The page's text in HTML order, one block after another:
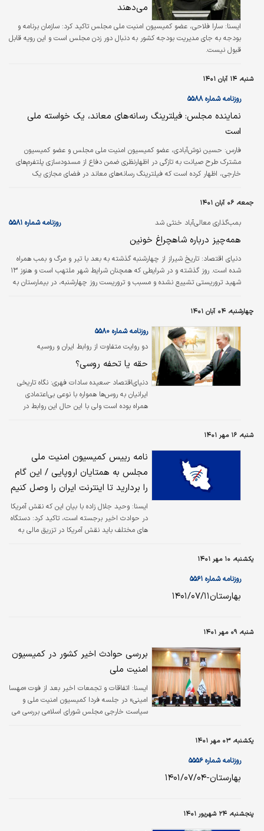
می‌دهند
ايسنا: سارا فلاحی، عضو کمیسیون امنیت ملی مجلس تاکید کرد: سازمان برنامه و
بودجه به جای مدیریت بودجه کشور به دنبال دور زدن مجلس است و این رویه قابل
قبول نیست.
شنبه، ۱۴ آبان ۱۴۰۱
روزنامه شماره ۵۵۸۸
نماینده مجلس: فیلترینگ رسانه‌های معاند، یک خواسته ملی
است
فارس: حسین نوش‌آبادی، عضو کمیسیون امنیت ملی مجلس و عضو کمیسیون
مشترک طرح صیانت به تازگی در اظهارنظری ضمن دفاع از مسدودسازی پلتفرم‌های
خارجی، اظهار کرده است که فیلترینگ رسانه‌های معاند در فضای مجازی یک
مجلس نیز خبر داده است.
جمعه، ۰۶ آبان ۱۴۰۱
بمب‌گذاری معالی‌آباد خنثی شد روزنامه شماره ۵۵۸۱
همه‌چیز درباره شاهچراغ خونین
دنياي اقتصاد: تاریخ شیراز از چهارشنبه گذشته به بعد با تیر و مرگ و بمب همراه
شده است. روز گذشته و در شرایطی که همچنان شرایط شهر ملتهب است و هنوز ۱۳
شهید تروریستی تشییع نشده و مسبب و تروریست روز چهارشنبه، در بیمارستان به
کارگذاری شده بود، خنثی کردند.
چهارشنبه، ۰۴ آبان ۱۴۰۱
دو روایت متفاوت از روابط ایران و روسیه
روزنامه شماره ۵۵۸۰
حقه یا تحفه روسی؟
دنیای‌اقتصاد -سعیده سادات فهری: نگاه تاریخی
ایرانیان به روس‌‌‌ها همواره با نوعی بی‌‌‌اعتمادی
همراه بوده است ولی با این حال این روابط در
شنبه، ۱۶ مهر ۱۴۰۱
نامه رییس کمیسیون امنیت ملی
مجلس به همتایان اروپایی / این گام
را بردارید تا اینترنت ایران را وصل کنیم
ايسنا: وحید جلال زاده با بیان این که نقش آمریکا
در حوادث اخیر برجسته است، تاکید کرد: دستگاه
های مختلف باید نقش آمریکا در تزریق مالی به
یکشنبه، ۱۰ مهر ۱۴۰۱
روزنامه شماره ۵۵۶۱
بهارستان۱۴۰۱/۰۷/۱۱
شنبه، ۰۹ مهر ۱۴۰۱
بررسی حوادث اخیر کشور در کمیسیون
امنیت ملی
ايسنا: اتفاقات و تجمعات اخیر بعد از فوت «مهسا
امینی» در جلسه فردا کمیسیون امنیت ملی و
سیاست خارجی مجلس شورای اسلامی بررسی می
یکشنبه، ۰۳ مهر ۱۴۰۱
روزنامه شماره ۵۵۵۶
بهارستان-۱۴۰۱/۰۷/۰۴
پنجشنبه، ۲۴ شهریور ۱۴۰۱